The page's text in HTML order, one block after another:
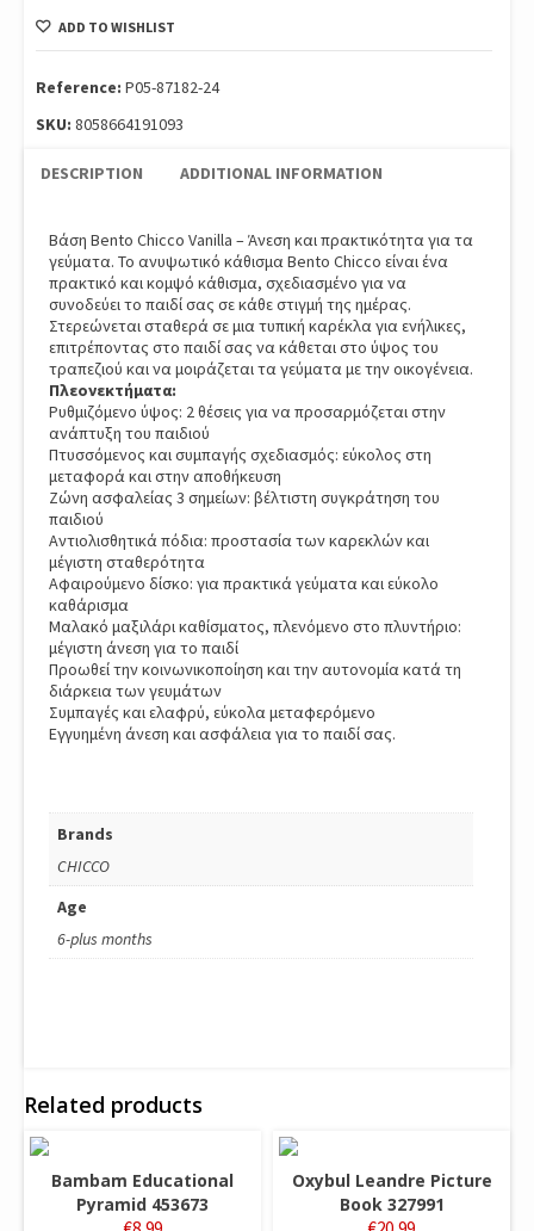
Για
Bento,
24
87182-
24
quantity
ADD TO WISHLIST
Reference: P05-87182-24
SKU: 8058664191093
DESCRIPTION ADDITIONAL INFORMATION
Βάση Bento Chicco Vanilla – Άνεση και πρακτικότητα για τα
γεύματα. Το ανυψωτικό κάθισμα Bento Chicco είναι ένα
πρακτικό και κομψό κάθισμα, σχεδιασμένο για να
συνοδεύει το παιδί σας σε κάθε στιγμή της ημέρας.
Στερεώνεται σταθερά σε μια τυπική καρέκλα για ενήλικες,
επιτρέποντας στο παιδί σας να κάθεται στο ύψος του
τραπεζιού και να μοιράζεται τα γεύματα με την οικογένεια.
Πλεονεκτήματα:
Ρυθμιζόμενο ύψος: 2 θέσεις για να προσαρμόζεται στην
ανάπτυξη του παιδιού
Πτυσσόμενος και συμπαγής σχεδιασμός: εύκολος στη
μεταφορά και στην αποθήκευση
Ζώνη ασφαλείας 3 σημείων: βέλτιστη συγκράτηση του
παιδιού
Αντιολισθητικά πόδια: προστασία των καρεκλών και
μέγιστη σταθερότητα
Αφαιρούμενο δίσκο: για πρακτικά γεύματα και εύκολο
καθάρισμα
Μαλακό μαξιλάρι καθίσματος, πλενόμενο στο πλυντήριο:
μέγιστη άνεση για το παιδί
Προωθεί την κοινωνικοποίηση και την αυτονομία κατά τη
διάρκεια των γευμάτων
Συμπαγές και ελαφρύ, εύκολα μεταφερόμενο
Εγγυημένη άνεση και ασφάλεια για το παιδί σας.
Brands
CHICCO
Age
6-plus months
Related products
Bambam Educational
Pyramid 453673
Oxybul Leandre Picture
Book 327991